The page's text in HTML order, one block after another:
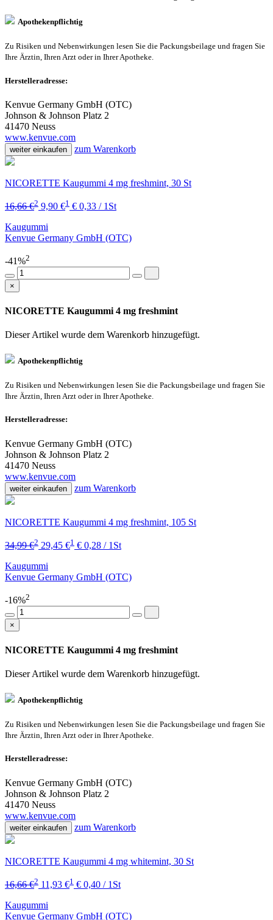
Apothekenpflichtig
Zu Risiken und Nebenwirkungen lesen Sie die Packungsbeilage und fragen Sie
Ihre Ärztin, Ihren Arzt oder in Ihrer Apotheke.
Herstelleradresse:
Kenvue Germany GmbH (OTC)
Johnson & Johnson Platz 2
41470 Neuss
www.kenvue.com
weiter einkaufen zum Warenkorb
NICORETTE Kaugummi 4 mg freshmint, 30 St
16,66 €2 9,90 €1 € 0,33 / 1St
Kaugummi
Kenvue Germany GmbH (OTC)
-41%2
×
NICORETTE Kaugummi 4 mg freshmint
Dieser Artikel wurde dem Warenkorb hinzugefügt.
Apothekenpflichtig
Zu Risiken und Nebenwirkungen lesen Sie die Packungsbeilage und fragen Sie
Ihre Ärztin, Ihren Arzt oder in Ihrer Apotheke.
Herstelleradresse:
Kenvue Germany GmbH (OTC)
Johnson & Johnson Platz 2
41470 Neuss
www.kenvue.com
weiter einkaufen zum Warenkorb
NICORETTE Kaugummi 4 mg freshmint, 105 St
34,99 €2 29,45 €1 € 0,28 / 1St
Kaugummi
Kenvue Germany GmbH (OTC)
-16%2
×
NICORETTE Kaugummi 4 mg freshmint
Dieser Artikel wurde dem Warenkorb hinzugefügt.
Apothekenpflichtig
Zu Risiken und Nebenwirkungen lesen Sie die Packungsbeilage und fragen Sie
Ihre Ärztin, Ihren Arzt oder in Ihrer Apotheke.
Herstelleradresse:
Kenvue Germany GmbH (OTC)
Johnson & Johnson Platz 2
41470 Neuss
www.kenvue.com
weiter einkaufen zum Warenkorb
NICORETTE Kaugummi 4 mg whitemint, 30 St
16,66 €2 11,93 €1 € 0,40 / 1St
Kaugummi
Kenvue Germany GmbH (OTC)